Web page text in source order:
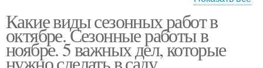
Работы на огороде Садовые работы
Какие виды сезонных работ в
октябре. Сезонные работы в
ноябре. 5 важных дел, которые